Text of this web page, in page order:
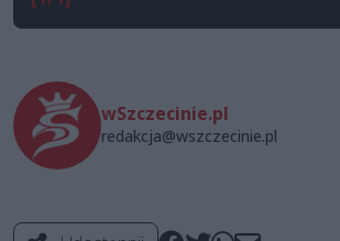
wSzczecinie.pl
redakcja@wszczecinie.pl